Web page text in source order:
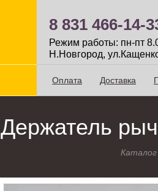
8 831 466-14-
Режим работы: пн-пт
Н.Новгород,
Оплата Доставка
Держатель
Каталог